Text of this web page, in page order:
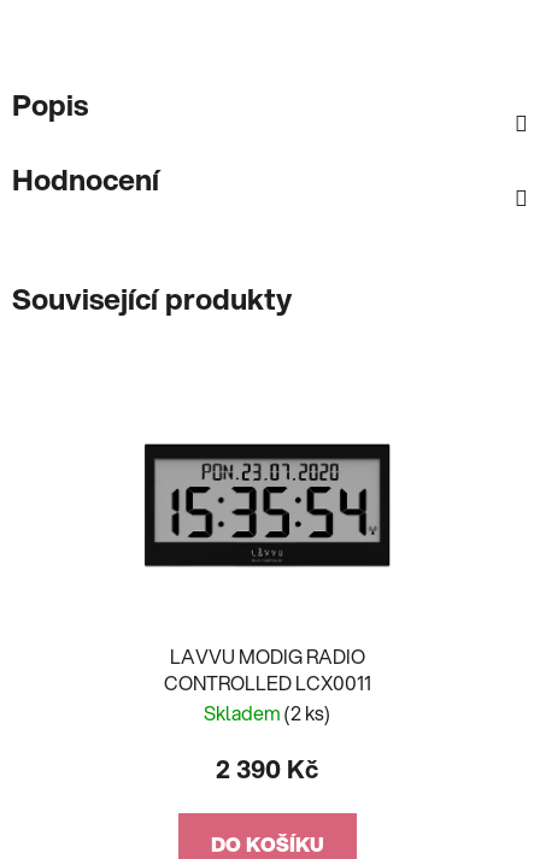
Popis
Hodnocení
Související produkty
LAVVU MODIG RADIO
CONTROLLED LCX0011
Skladem(2 ks)
2 390 Kč
DO KOŠÍKU